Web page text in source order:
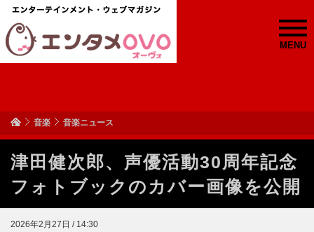
MENU
音楽 音楽ニュース
津田健次郎、声優活動30周年記念
フォトブックのカバー画像を公開
2026年2月27日 / 14:30